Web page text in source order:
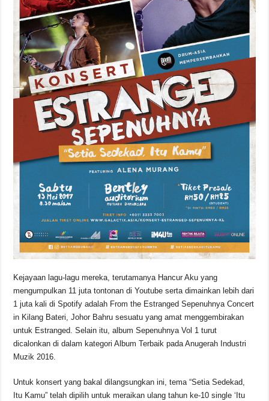
Kejayaan lagu-lagu mereka, terutamanya Hancur Aku yang
mengumpulkan 11 juta tontonan di Youtube serta dimainkan lebih dari
1 juta kali di Spotify adalah From the Estranged Sepenuhnya Concert
in Kilang Bateri, Johor Bahru sesuatu yang amat menggembirakan
untuk Estranged. Selain itu, album Sepenuhnya Vol 1 turut
dicalonkan di dalam kategori Album Terbaik pada Anugerah Industri
Muzik 2016.
Untuk konsert yang bakal dilangsungkan ini, tema “Setia Sedekad,
Itu Kamu” telah dipilih untuk meraikan ulang tahun ke-10 single ‘Itu